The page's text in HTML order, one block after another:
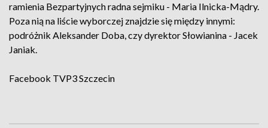
ramienia Bezpartyjnych radna sejmiku - Maria Ilnicka-Mądry.
Poza nią na liście wyborczej znajdzie się między innymi:
podróżnik Aleksander Doba, czy dyrektor Słowianina - Jacek
Janiak.
Facebook TVP3 Szczecin